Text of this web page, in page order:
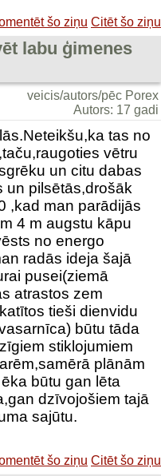
šo ziņu Citēt šo ziņu
labu ģimenes
veicis/autors/pēc Porex
Autors: 17 gadi
tas no
vētru
un citu dabas
un pilsētās,drošāk
,kad man parādijās
4 m augstu kāpu
no energo
radās ideja šajā
pusei(ziemā
atrastos zem
tieši dienvidu
būtu tāda
stiklojumiem
plānām
būtu gan lēta
dzīvojošiem tajā
sajūtu.
šo ziņu Citēt šo ziņu